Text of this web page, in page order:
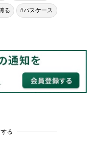
る #パスケース
る